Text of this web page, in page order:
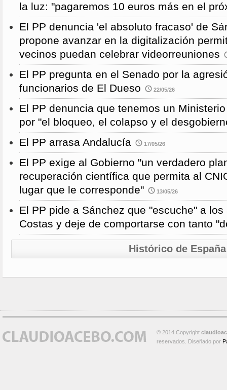
la luz: "pagaremos 10 euros más en el
El PP denuncia 'el absoluto fracaso' de
propone avanzar en la digitalización
vecinos puedan celebrar videorreuniones
El PP pregunta en el Senado por la
funcionarios de El Dueso
22/05/26
El PP denuncia que tenemos un
por "el bloqueo, el colapso y el
El PP arrasa Andalucía
17/05/26
El PP exige al Gobierno "un verdadero
recuperación científica que permita al
lugar que le corresponde"
13/05/26
El PP pide a Sánchez que "escuche" a
Costas y deje de comportarse con tanto
Histórico de España
© 2014 Copyright
reservados. Diseñado por